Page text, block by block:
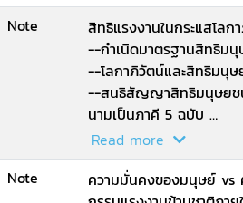
Note
สิทธิแรงงานในกระแสโ
--กำเนิดมาตรฐานสิทธิม
--โลกาภิวัตน์และสิทธิมนุ
--สนธิสัญญาสิทธิมนุษยชน
นามเป็นภาคี 5 ฉบับ
--เครือข่ายการจ้างงานใน
--สิทธิแรงงานและสิทธิม
หรือเกื้อกูลทางการค้าระห
Read more
Note
ความมั่นคงของมนุษย์ vs